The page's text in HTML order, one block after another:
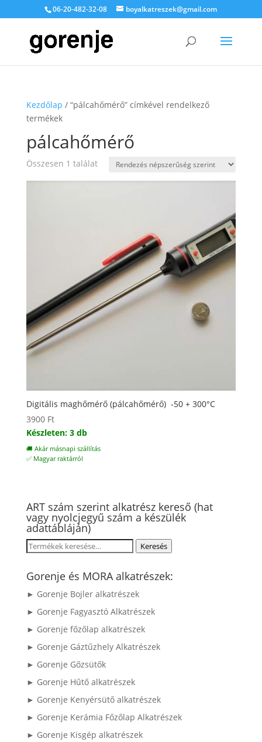
06-20-482-32-08 boyalkatreszek@gmail.com
Kezdőlap / “pálcahőmérő” címkével rendelkező
termékek
pálcahőmérő
Összesen 1 találat
Digitális maghőmérő (pálcahőmérő) -50 + 300°C
3900 Ft
Készleten: 3 db
🚚 Akár másnapi szállítás
✅ Magyar raktárról
ART szám szerint alkatrész kereső (hat
vagy nyolcjegyű szám a készülék
adattábláján)
Keresés
következőre:
Keresés
Gorenje és MORA alkatrészek:
► Gorenje Bojler alkatrészek
► Gorenje Fagyasztó Alkatrészek
► Gorenje főzőlap alkatrészek
► Gorenje Gáztűzhely Alkatrészek
► Gorenje Gőzsütők
► Gorenje Hűtő alkatrészek
► Gorenje Kenyérsütő alkatrészek
► Gorenje Kerámia Főzőlap Alkatrészek
► Gorenje Kisgép alkatrészek